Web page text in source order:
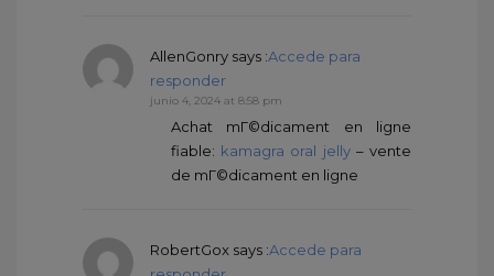
AllenGonry says :Accede para
responder
junio 4, 2024 at 8:58 pm
Achat mГ©dicament en ligne
fiable: kamagra oral jelly– vente
de mГ©dicament en ligne
RobertGox says :Accede para